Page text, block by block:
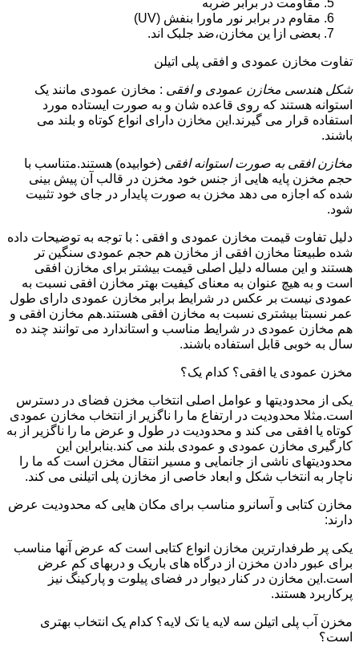
مقاوم در برابر نور ماورا بنفش (UV)
بعضی ازا ین مخازن،ضد جلبک اند.
تفاوت مخازن عمودی و افقی پلی اتیلن
شکل هندسی مخازن عمودی و افقی : مخازن عمودی مانند یک
استوانه هستند که روی قاعده شان و به صورت ایستاده مورد
استفاده قرار می گیرند.این مخازن دارای انواع کوتاه و بلند می
باشند.
مخازن افقی به صورت استوانه افقی (خوابیده) هستند.متناسب با
حجم مخزن پایه هایی از جنس خود مخزن در قالب آن پیش بینی
شده که اجازه می دهد مخزن به صورت پایدار در جای خود تثبیت
شود.
دلیل تفاوت قیمت مخازن عمودی و افقی : با توجه به توضیحات داده
شده طبیعتا مخازن افقی از مخازن هم حجم عمودی سنگین تر
هستند و این مساله دلیل اصلی قیمت بیشتر برای مخازن افقی
است و به هیچ عنوان به معنای کیفیت بهتر مخازن افقی نسبت به
عمودی نیست بر عکس در شرایط برابر مخازن عمودی دارای طول
عمر نسبتا بیشتری نسبت به مخازن افقی هستند.هم مخازن افقی و
هم مخازن عمودی در شرایط مناسب و استاندارد می توانند چند ده
سال به خوبی قابل استفاده باشند.
مخزن عمودی یا افقی؟ کدام یک؟
یکی از محدودیتها و عوامل اصلی انتخاب مخزن فضای در دسترس
است.مثلا محدودیت در ارتفاع ما را ناگزیر از انتخاب مخازن عمودی
کوتاه یا افقی می کند و محدودیت در طول و عرض ما را ناگزیر از به
کارگیری مخازن عمودی و عمودی بلند می کند.بنابراین این
محدودیتهای ناشی از جانمایی و مسیر انتقال مخزن است که ما را
ناچار به انتخاب شکل و ابعاد خاصی از مخازن پلی اتیلنی می کند.
مخازن کتابی و آسانرو مناسب برای مکان هایی که محدودیت عرض
دارند:
یکی پر طرفدارترین مخازن انواع کتابی است که عرض آنها مناسب
برای عبور دادن مخزن از درگاه های باریک و دربهای کم عرض
است.این مخازن در کنار دیوار در فضای پیلوت و پارکینگ نیز
پرکاربرد هستند.
مخزن آب پلی اتیلن سه لایه یا تک لایه؟ کدام یک انتخاب بهتری
است؟